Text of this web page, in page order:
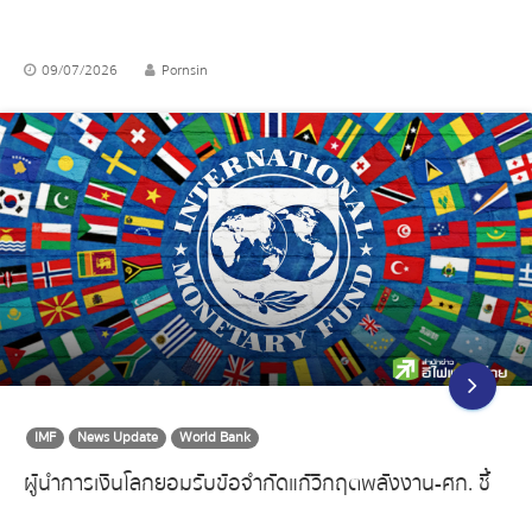
09/07/2026 Pornsin
IMF News Update World Bank
ผู้นำการเงินโลกยอมรับข้อจำกัดแก้วิกฤตพลังงาน-ศก. ชี้